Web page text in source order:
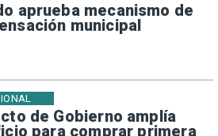
aprueba mecanismo de
municipal
de Gobierno amplía
para comprar primera